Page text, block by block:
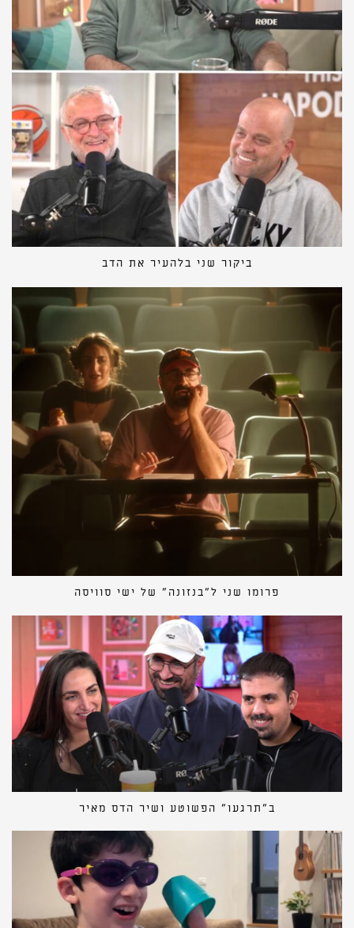
ביקור שני בלהעיר את הדב
פרומו שני ל״בנזונה״ של ישי סוויסה
ב״תרגעו״ הפשוטע ושיר הדס מאיר